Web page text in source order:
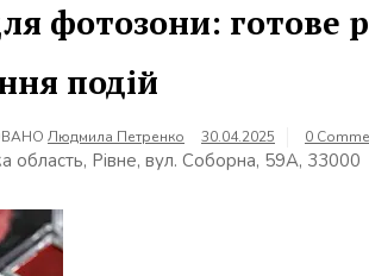
фотозони: готове
подій
Людмила Петренко 30.04.2025 0
область, Рівне, вул. Соборна, 59А, 33000